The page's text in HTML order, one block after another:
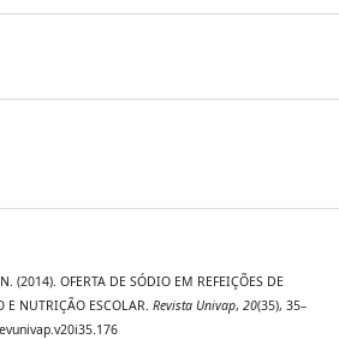
OFERTA DE SÓDIO EM REFEIÇÕES DE
NUTRIÇÃO ESCOLAR. Revista Univap, 20(35), 35–